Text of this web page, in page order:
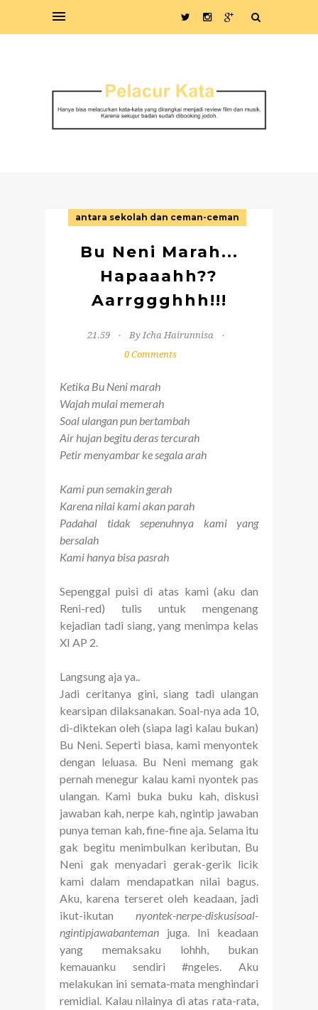
antara sekolah dan ceman-ceman
Bu Neni Marah...
Hapaaahh??
Aarrggghhh!!!
21.59
By Icha Hairunnisa
0 Comments
Ketika Bu Neni marah
Wajah mulai memerah
Soal ulangan pun bertambah
Air hujan begitu deras tercurah
Petir menyambar ke segala arah
Kami pun semakin gerah
Karena nilai kami akan parah
Padahal tidak sepenuhnya kami yang
bersalah
Kami hanya bisa pasrah
Sepenggal puisi di atas kami (aku dan
Reni-red) tulis untuk mengenang
kejadian tadi siang, yang menimpa kelas
XI AP 2.
Langsung aja ya..
Jadi ceritanya gini, siang tadi ulangan
kearsipan dilaksanakan. Soal-nya ada 10,
di-diktekan oleh (siapa lagi kalau bukan)
Bu Neni. Seperti biasa, kami menyontek
dengan leluasa. Bu Neni memang gak
pernah menegur kalau kami nyontek pas
ulangan. Kami buka buku kah, diskusi
jawaban kah, nerpe kah, ngintip jawaban
punya teman kah, fine-fine aja. Selama itu
gak begitu menimbulkan keributan, Bu
Neni gak menyadari gerak-gerik licik
kami dalam mendapatkan nilai bagus.
Aku, karena terseret oleh keadaan, jadi
ikut-ikutan nyontek-nerpe-diskusisoal-
ngintipjawabanteman juga. Ini keadaan
yang memaksaku lohhh, bukan
kemauanku sendiri #ngeles. Aku
melakukan ini semata-mata menghindari
remidial. Kalau nilainya di atas rata-rata,